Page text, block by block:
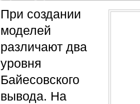
При создании
моделей
различают два
уровня
Байесовского
вывода. На